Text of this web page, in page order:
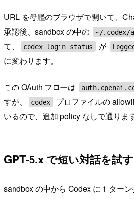
URL を母艦のブラウザで開いて、
承認後、sandbox の中の
~/.codex/
て、
codex login status が
に変わります。
この OAuth フローは
すが、
codex
プロファイルの
いるので、追加 policy なしで通ります
GPT-5.x で短い対話を試す
sandbox の中から Codex に 1 ターン